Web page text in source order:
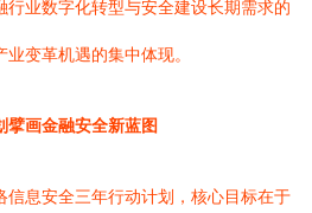
业数字化转型与安全建设长期需求的
变革机遇的集中体现。
擘画金融安全新蓝图
信息安全三年行动计划，核心目标在于